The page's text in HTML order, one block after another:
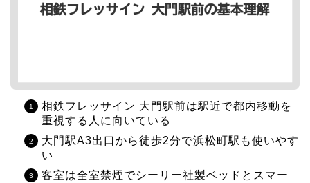
相鉄フレッサイン 大門駅前は駅近で都内移動を
重視する人に向いている
大門駅A3出口から徒歩2分で浜松町駅も使いやす
い
客室は全室禁煙でシーリー社製ベッドとスマー